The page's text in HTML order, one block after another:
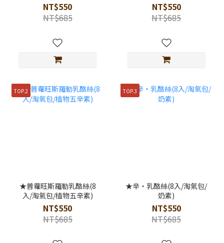
NT$550
NT$685
NT$550
NT$685
TOP.2
★普蘿旺斯羅勒乳酪絲(8
入/淘氣包/植物五辛素)
NT$550
NT$685
TOP.3
★辛‧乳酪絲(8入/淘氣包/
奶素)
NT$550
NT$685